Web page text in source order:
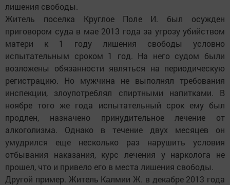
лишения свободы.
Житель поселка Круглое Поле И. был осужден
приговором суда в мае 2013 года за угрозу убийством
матери к 1 году лишения свободы условно
испытательным сроком 1 год. На него судом были
возложены обязанности являться на периодическую
регистрацию. Но мужчина не выполнял требования
инспекции, злоупотреблял спиртными напитками. В
ноябре того же года испытательный срок ему был
продлен, назначено принудительное лечение от
алкоголизма. Однако в течение двух месяцев он
умудрился еще несколько раз нарушить условия
отбывания наказания, курс лечения у нарколога не
прошел, что и привело его в места лишения свободы.
Другой пример. Житель Калмии Ж. в декабре 2013 года